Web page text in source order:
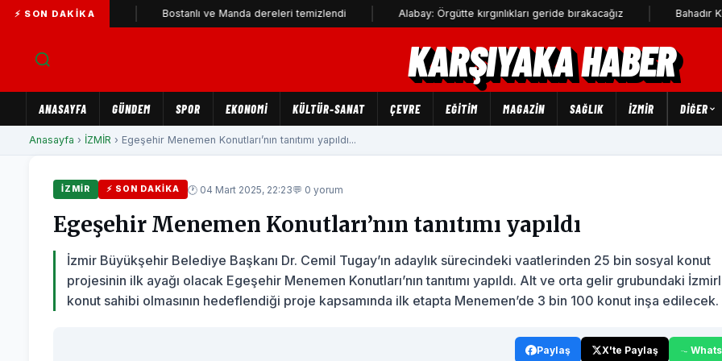
⚡ SON DAKIKA
katıldı Bostanlı ve Manda dereleri temizlendi Alabay: Örgütte kırgınlıkları geride bırakacağız Bahadır Kul:
KARŞIYAKA HABER
ANASAYFA GÜNDEM SPOR EKONOMİ KÜLTÜR-SANAT ÇEVRE EĞİTİM MAGAZİN SAĞLIK İZMİR DIĞER
Anasayfa › İZMİR › Egeşehir Menemen Konutları’nın tanıtımı yapıldı...
İZMİR ⚡ SON DAKIKA 🕐 04 Mart 2025, 22:23💬 0 yorum
Egeşehir Menemen Konutları’nın tanıtımı yapıldı
İzmir Büyükşehir Belediye Başkanı Dr. Cemil Tugay’ın adaylık sürecindeki vaatlerinden 25 bin sosyal konut
projesinin ilk ayağı olacak Egeşehir Menemen Konutları’nın tanıtımı yapıldı. Alt ve orta gelir grubundaki
konut sahibi olmasının hedeflendiği proje kapsamında ilk etapta Menemen’de 3 bin 100 konut inşa edilecek.
Paylaş X'te Paylaş